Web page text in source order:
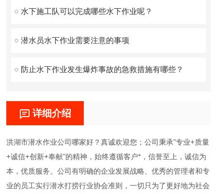
水下施工队可以完成哪些水下作业呢？
潜水员水下作业需要注意的事项
防止水下作业发生爆炸事故的急救措施有哪些？
详细介绍
洪湖市潜水作业公司哪家好？真诚欢迎您；公司秉承"专业+质量
+诚信+创新+奉献"的精神，始终遵循客户*，信誉至上，诚信为
本，优质服务。公司有明确的企业发展战略、优秀的管理者和专
业的员工实行潜水打捞行业协会准则，一切只为了更好地为社会